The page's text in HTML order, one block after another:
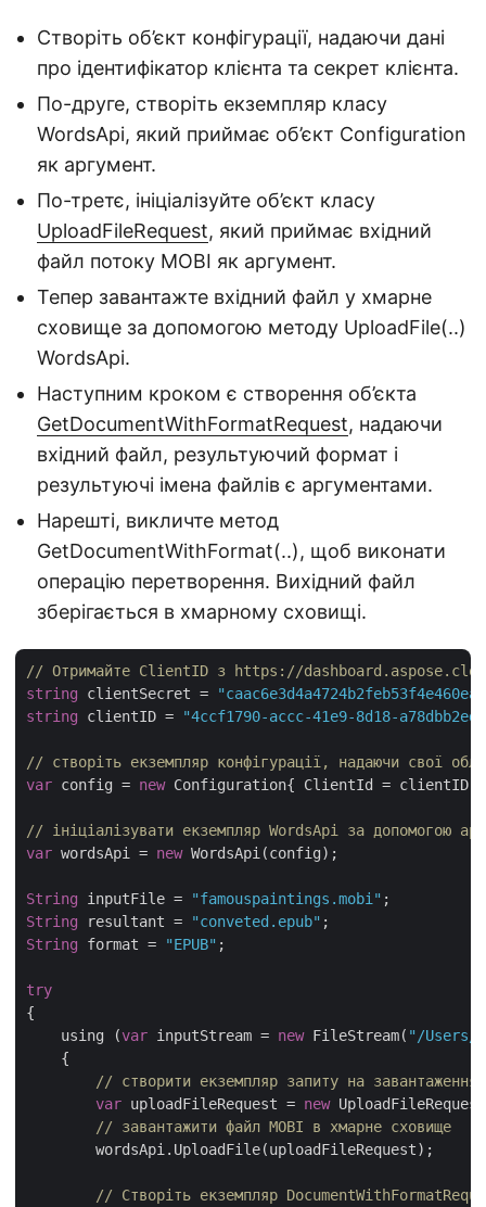
Створіть об’єкт конфігурації, надаючи дані
про ідентифікатор клієнта та секрет клієнта.
По-друге, створіть екземпляр класу
WordsApi, який приймає об’єкт Configuration
як аргумент.
По-третє, ініціалізуйте об’єкт класу
UploadFileRequest, який приймає вхідний
файл потоку MOBI як аргумент.
Тепер завантажте вхідний файл у хмарне
сховище за допомогою методу UploadFile(..)
WordsApi.
Наступним кроком є створення об’єкта
GetDocumentWithFormatRequest, надаючи
вхідний файл, результуючий формат і
результуючі імена файлів є аргументами.
Нарешті, викличте метод
GetDocumentWithFormat(..), щоб виконати
операцію перетворення. Вихідний файл
зберігається в хмарному сховищі.
// Отримайте ClientID з https://
string clientSecret =
string clientID = "4ccf1790-accc-41e9-8d18-
// створіть екземпляр конфігурації, надаючи свої
var config = new Configuration{ ClientId = clientID,
// ініціалізувати екземпляр WordsApi за допомогою
var wordsApi = new WordsApi(config);
String inputFile = "famouspaintings.mobi"
String resultant = "conveted.epub"
String format = "EPUB" ;
try
{
    using (
var inputStream = new FileStream( "/Users/
    {
// створити екземпляр запиту на завантаження
var uploadFileRequest = new
// завантажити файл MOBI в хмарне сховище
        wordsApi.UploadFile(uploadFileRequest);
// Створіть екземпляр